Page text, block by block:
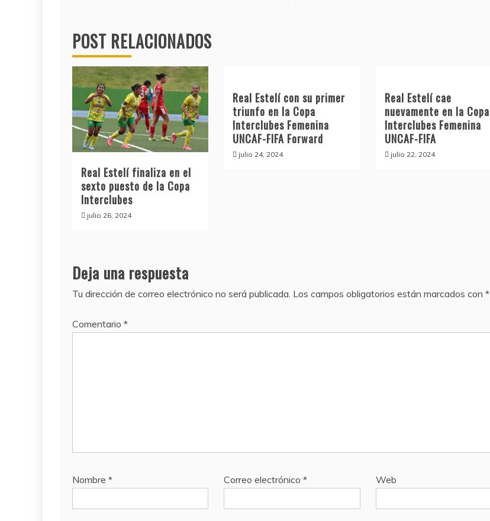
entradas
POST RELACIONADOS
Real Estelí finaliza en el
sexto puesto de la Copa
Interclubes
julio 26, 2024
Real Estelí con su primer
triunfo en la Copa
Interclubes Femenina
UNCAF-FIFA Forward
julio 24, 2024
Real Estelí cae
nuevamente en la Copa
Interclubes Femenina
UNCAF-FIFA
julio 22, 2024
Deja una respuesta
Tu dirección de correo electrónico no será publicada. Los campos obligatorios están marcados con *
Comentario *
Nombre * Correo electrónico* Web